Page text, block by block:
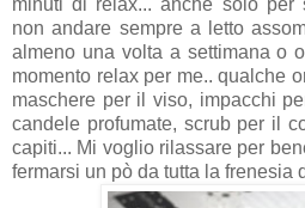
non andare sempre a letto
almeno una volta a settimana o
momento relax per me.. qualche
maschere per il viso, impacchi
candele profumate, scrub per il
capiti... Mi voglio rilassare per
fermarsi un pò da tutta la frenesia